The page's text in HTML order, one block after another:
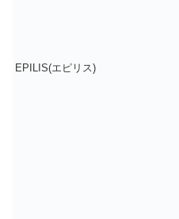
EPILIS(エピリス)